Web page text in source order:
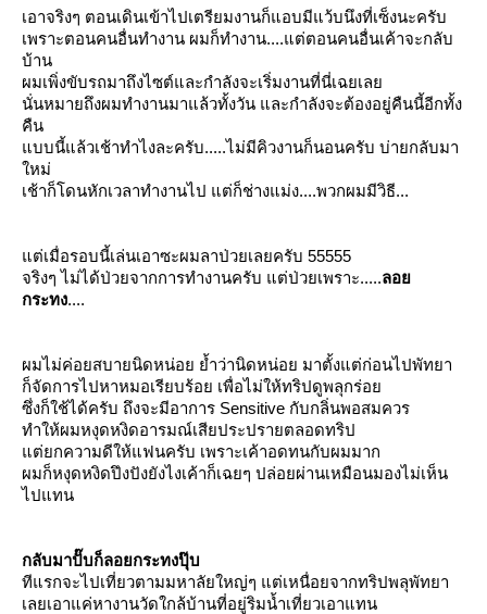
เอาจริงๆ ตอนเดินเข้าไปเตรียมงานก็แอบมีแว้บนึงที่เซ็งนะครับ
เพราะตอนคนอื่นทำงาน ผมก็ทำงาน....แต่ตอนคนอื่นเค้าจะกลับ
บ้าน
ผมเพิ่งขับรถมาถึงไซต์และกำลังจะเริ่มงานที่นี่เฉยเล
นั่นหมายถึงผมทำงานมาแล้วทั้งวัน และกำลังจะต้องอยู่คืนนี้อีกทั้ง
คืน
บบนี้แล้วเช้าทำไงละครับ.....ไม่มีคิวงานก็นอนครับ บ่ายกลับมา
หม่
เช้าก็โดนหักเวลาทำงานไป แต่ก็ช่างแม่ง....พวกผมมีวิธี...
ต่เมื่อรอบนี้เล่นเอาซะผมลาป่วยเลยครับ 55555
จริงๆ ไม่ได้ป่วยจากการทำงานครับ แต่ป่วยเพราะ.....ลอ
กระทง....
ผมไม่ค่อยสบายนิดหน่อย ย้ำว่านิดหน่อย มาตั้งแต่ก่อนไปพัทยา
ก็จัดการไปหาหมอเรียบร้อย เพื่อไม่ให้ทริปดูพลุกร่อ
ซึ่งก็ใช้ได้ครับ ถึงจะมีอาการ Sensitive กับกลิ่นพอสมควร
ทำให้ผมหงุดหงิดอารมณ์เสียประปรายตลอดทริป
ต่ยกความดีให้แฟนครับ เพราะเค้าอดทนกับผมมาก
ผมก็หงุดหงิดปึงปังยังไงเค้าก็เฉยๆ ปล่อยผ่านเหมือนมองไม่เห็น
ไปแทน
กลับมาปั๊บก็ลอยกระทงปุ๊บ
ทีแรกจะไปเที่ยวตามมหาลัยใหญ่ๆ แต่เหนื่อยจากทริปพลุพัทยา
เลยเอาแค่หางานวัดใกล้บ้านที่อยู่ริมน้ำเที่ยวเอาแทน